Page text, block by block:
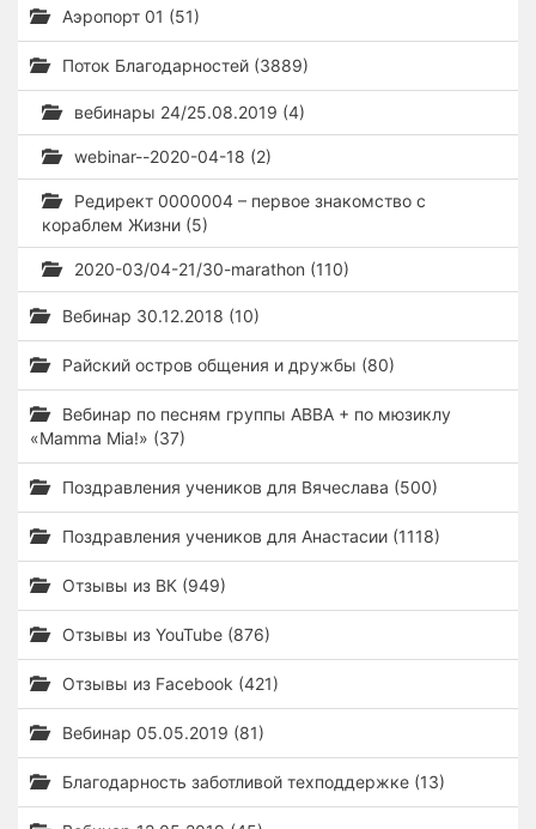
Аэропорт 01 (51)
Поток Благодарностей (3889)
вебинары 24/25.08.2019 (4)
webinar--2020-04-18 (2)
Редирект 0000004 – первое знакомство с
кораблем Жизни (5)
2020-03/04-21/30-marathon (110)
Вебинар 30.12.2018 (10)
Райский остров общения и дружбы (80)
Вебинар по песням группы ABBA + по мюзиклу
«Mamma Mia!» (37)
Поздравления учеников для Вячеслава (500)
Поздравления учеников для Анастасии (1118)
Отзывы из ВК (949)
Отзывы из YouTube (876)
Отзывы из Facebook (421)
Вебинар 05.05.2019 (81)
Благодарность заботливой техподдержке (13)